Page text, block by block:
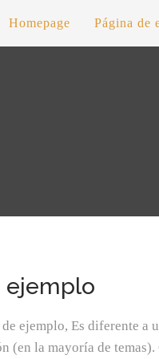
Homepage Página de
ejemplo
ejemplo, Es diferente a
(en la mayoría de